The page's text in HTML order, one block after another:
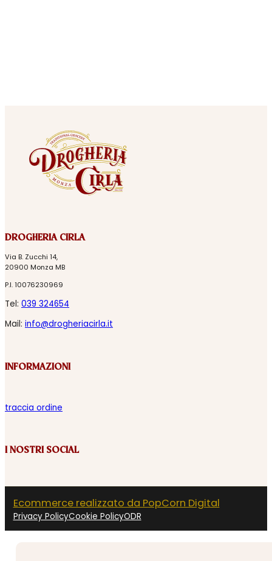
DROGHERIA CIRLA
Via B. Zucchi 14,
20900 Monza MB
P.I. 10076230969
Tel: 039 324654
Mail: info@drogheriacirla.it
INFORMAZIONI
traccia ordine
I NOSTRI SOCIAL
Ecommerce realizzato da PopCorn Digital
Privacy PolicyCookie PolicyODR